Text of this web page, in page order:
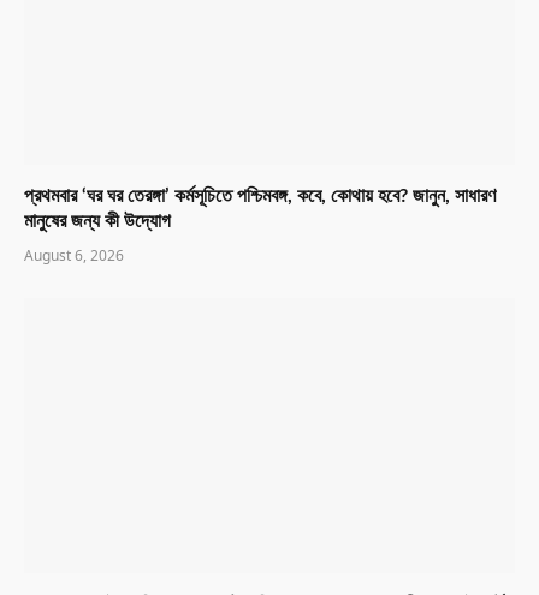
প্রথমবার ‘ঘর ঘর তেরঙ্গা’ কর্মসূচিতে পশ্চিমবঙ্গ, কবে, কোথায় হবে? জানুন, সাধারণ
মানুষের জন্য কী উদ্যোগ
August 6, 2026